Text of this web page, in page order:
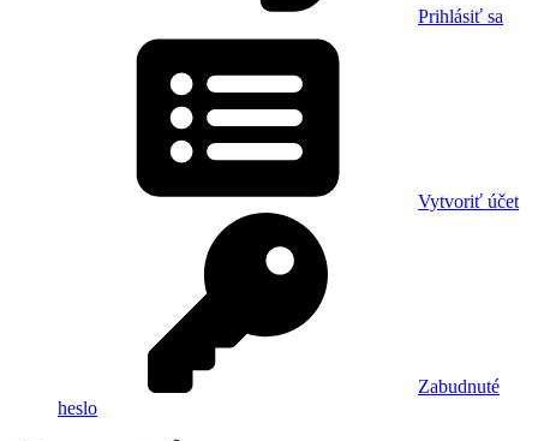
Prihlásiť sa
Vytvoriť účet
Zabudnuté
heslo